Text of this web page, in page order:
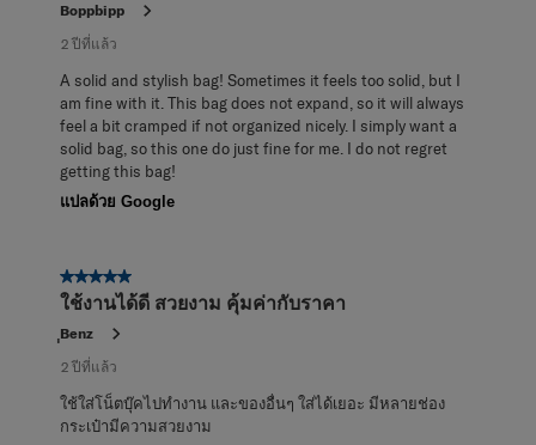
Boppbipp
2 ปีที่แล้ว
A solid and stylish bag! Sometimes it feels too solid, but I
am fine with it. This bag does not expand, so it will always
feel a bit cramped if not organized nicely. I simply want a
solid bag, so this one do just fine for me. I do not regret
getting this bag!
แปลด้วย Google
5 จาก 5 ดาว
ใช้งานได้ดี สวยงาม คุ้มค่ากับราคา
ฺฺBenz
2 ปีที่แล้ว
ใช้ใส่โน็ตบุ๊คไปทำงาน และของอื่นๆ ใส่ได้เยอะ มีหลายช่อง
กระเป๋ามีความสวยงาม